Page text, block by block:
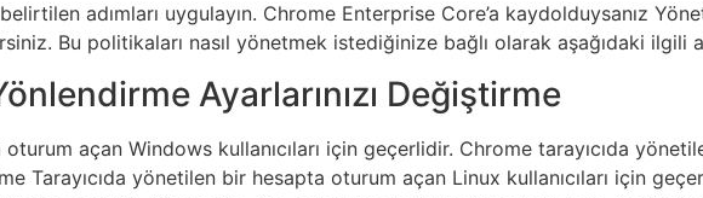
adımları uygulayın. Chrome Enterprise Core’a kaydolduysanız
Bu politikaları nasıl yönetmek istediğinize bağlı olarak aşağıdaki ilgili
Ayarlarınızı Değiştirme
açan Windows kullanıcıları için geçerlidir. Chrome tarayıcıda
Tarayıcıda yönetilen bir hesapta oturum açan Linux kullanıcıları için